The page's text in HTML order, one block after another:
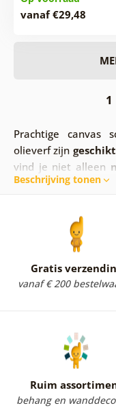
vanaf €29,48
1
Prachtige canvas
olieverf zijn
vind je niet alleen
die met
Naast
wanddecoraties
Unieke stukken
accentueren.We
zullen aanspreken!
Beschrijving tonen
Gratis
vanaf € 200
Ruim
behang en